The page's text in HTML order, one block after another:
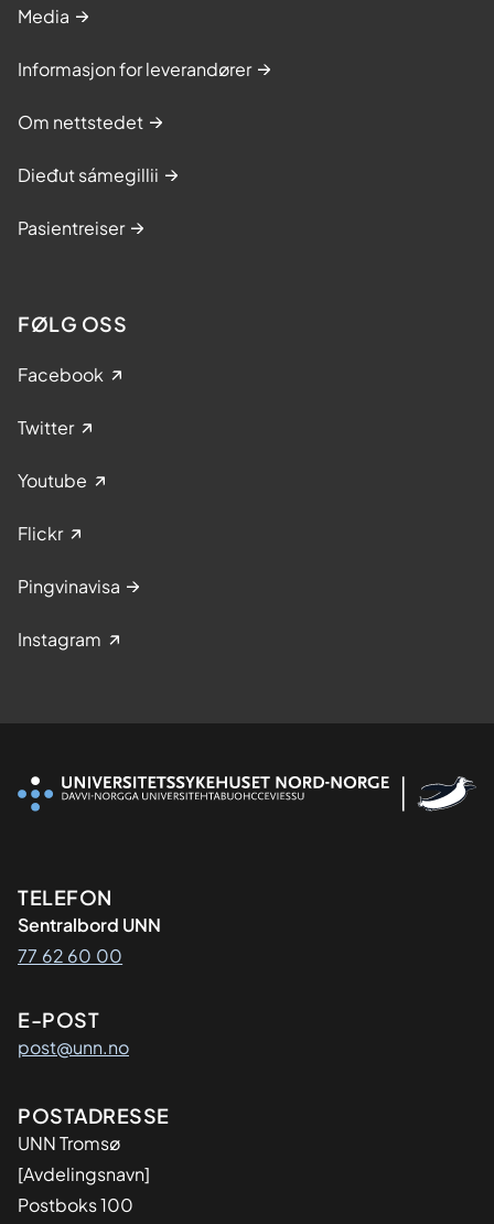
Media
Informasjon for leverandører
Om nettstedet
Dieđut sámegillii
Pasientreiser
FØLG OSS
Facebook
Twitter
Youtube
Flickr
Pingvinavisa
Instagram
Kontaktinformasjon
TELEFON
Sentralbord UNN
77 62 60 00
E-POST
post@unn.no
Adresse
POSTADRESSE
UNN Tromsø
[Avdelingsnavn]
Postboks 100